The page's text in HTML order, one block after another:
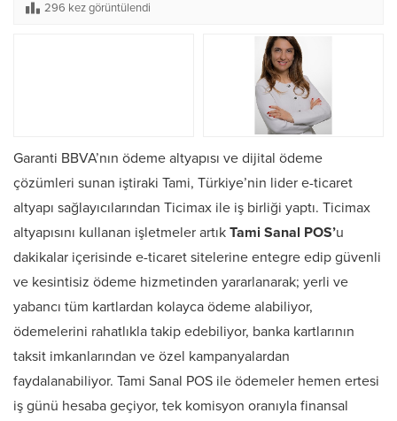
296 kez görüntülendi
Garanti BBVA’nın ödeme altyapısı ve dijital ödeme
çözümleri sunan iştiraki Tami, Türkiye’nin lider e-ticaret
altyapı sağlayıcılarından Ticimax ile iş birliği yaptı. Ticimax
altyapısını kullanan işletmeler artık Tami Sanal POS’u
dakikalar içerisinde e-ticaret sitelerine entegre edip güvenli
ve kesintisiz ödeme hizmetinden yararlanarak; yerli ve
yabancı tüm kartlardan kolayca ödeme alabiliyor,
ödemelerini rahatlıkla takip edebiliyor, banka kartlarının
taksit imkanlarından ve özel kampanyalardan
faydalanabiliyor. Tami Sanal POS ile ödemeler hemen ertesi
iş günü hesaba geçiyor, tek komisyon oranıyla finansal